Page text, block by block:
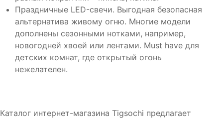
Праздничные LED-свечи. Выгодная безопасная
альтернатива живому огню. Многие модели
дополнены сезонными нотками, например,
новогодней хвоей или лентами. Must have для
детских комнат, где открытый огонь
нежелателен.
Каталог интернет-магазина Tigsochi предлагает